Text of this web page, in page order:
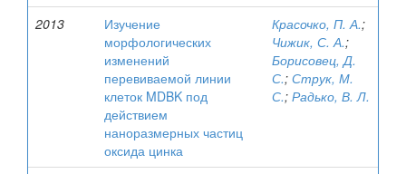
2013
Изучение
морфологических
изменений
перевиваемой линии
клеток MDBK под
действием
наноразмерных частиц
оксида цинка
Красочко, П. А.;
Чижик, С. А.;
Борисовец, Д.
С.; Струк, М.
С.; Радько, В. Л.